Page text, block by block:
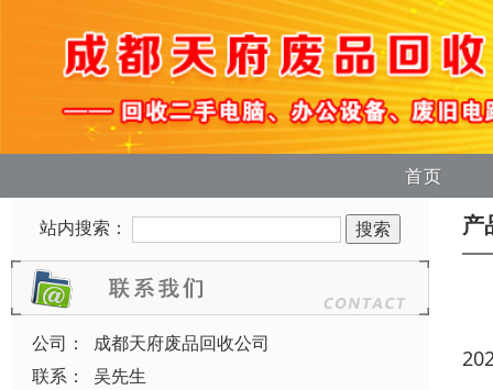
首页
站内搜索：
公司：
成都天府废品回收公司
联系：
吴先生
产